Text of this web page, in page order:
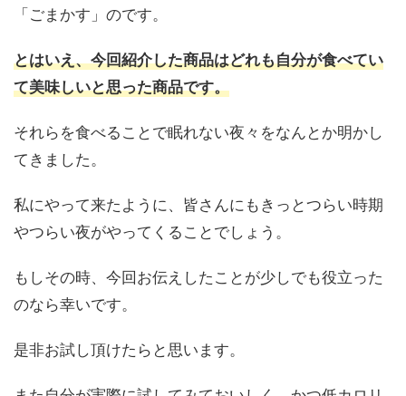
「ごまかす 」のです。
とはいえ、今回紹介した商品はどれも自分が食べてい
て美味しいと思った商品です。
それらを食べることで眠れない夜々をなんとか明かし
てきました。
私にやって来たように、皆さんにもきっとつらい時期
やつらい夜がやってくることでしょう。
もしその時、今回お伝えしたことが少しでも役立った
のなら幸いです。
是非お試し頂けたらと思います。